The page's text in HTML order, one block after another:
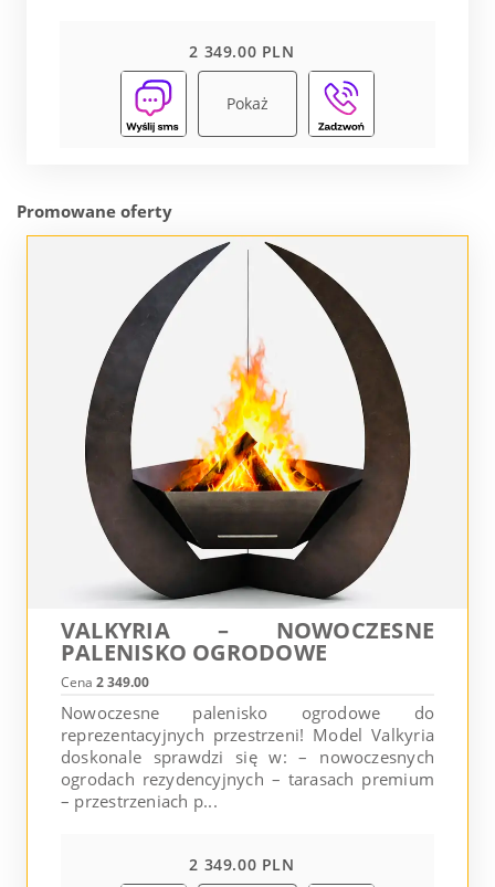
2 349.00 PLN
Pokaż
Promowane oferty
VALKYRIA – NOWOCZESNE
PALENISKO OGRODOWE
Cena 2 349.00
Nowoczesne palenisko ogrodowe do
reprezentacyjnych przestrzeni! Model Valkyria
doskonale sprawdzi się w: – nowoczesnych
ogrodach rezydencyjnych – tarasach premium
– przestrzeniach p...
2 349.00 PLN